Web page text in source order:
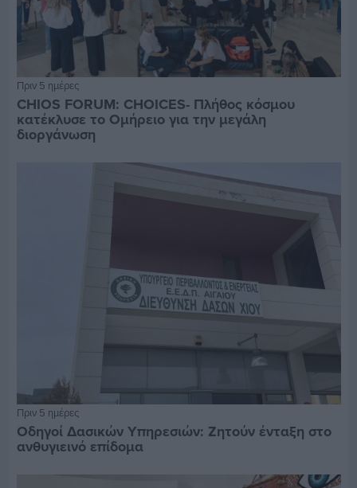
Πριν 5 ημέρες
CHIOS FORUM: CHOICES- Πλήθος κόσμου
κατέκλυσε το Ομήρειο για την μεγάλη
διοργάνωση
Πριν 5 ημέρες
Οδηγοί Δασικών Υπηρεσιών: Ζητούν ένταξη στο
ανθυγιεινό επίδομα